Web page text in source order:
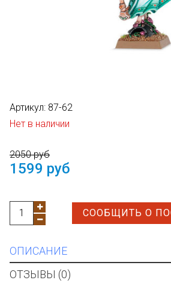
Артикул: 87-62
Нет в наличии
2050 руб
1599 руб
СООБЩИТЬ О
ОПИСАНИЕ
ОТЗЫВЫ (0)